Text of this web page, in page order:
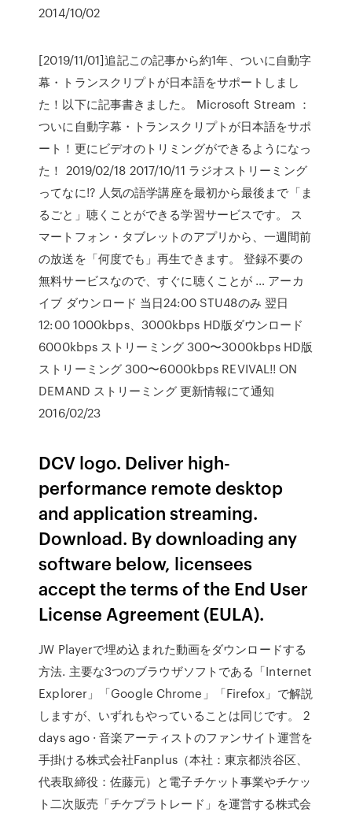
2014/10/02
[2019/11/01]追記この記事から約1年、ついに自動字
幕・トランスクリプトが日本語をサポートしまし
た！以下に記事書きました。 Microsoft Stream ：
ついに自動字幕・トランスクリプトが日本語をサポ
ート！更にビデオのトリミングができるようになっ
た！ 2019/02/18 2017/10/11 ラジオストリーミング
ってなに!? 人気の語学講座を最初から最後まで「ま
るごと」聴くことができる学習サービスです。 ス
マートフォン・タブレットのアプリから、一週間前
の放送を「何度でも」再生できます。 登録不要の
無料サービスなので、すぐに聴くことが … アーカ
イブ ダウンロード 当日24:00 STU48のみ 翌日
12:00 1000kbps、3000kbps HD版ダウンロード
6000kbps ストリーミング 300〜3000kbps HD版
ストリーミング 300〜6000kbps REVIVAL!! ON
DEMAND ストリーミング 更新情報にて通知
2016/02/23
DCV logo. Deliver high-
performance remote desktop
and application streaming.
Download. By downloading any
software below, licensees
accept the terms of the End User
License Agreement (EULA).
JW Playerで埋め込まれた動画をダウンロードする
方法. 主要な3つのブラウザソフトである「Internet
Explorer」「Google Chrome」「Firefox」で解説
しますが、いずれもやっていることは同じです。 2
days ago · 音楽アーティストのファンサイト運営を
手掛ける株式会社Fanplus（本社：東京都渋谷区、
代表取締役：佐藤元）と電子チケット事業やチケッ
ト二次販売「チケプラトレード」を運営する株式会